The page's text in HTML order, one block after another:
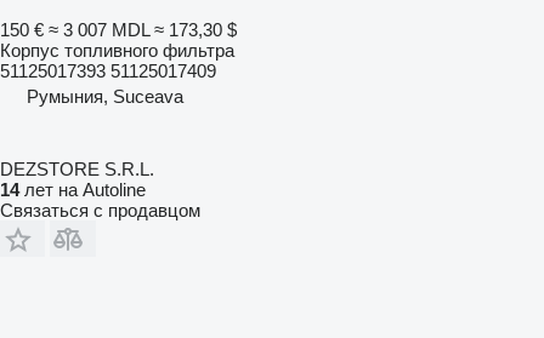
150 € ≈ 3 007 MDL ≈ 173,30 $
Корпус топливного фильтра
51125017393 51125017409
Румыния, Suceava
DEZSTORE S.R.L.
14лет на Autoline
Связаться с продавцом